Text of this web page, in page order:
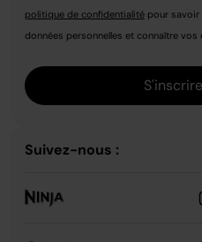
politique de confidentialité pour
données personnelles et connaître vos
S'inscrire
Suivez-nous :